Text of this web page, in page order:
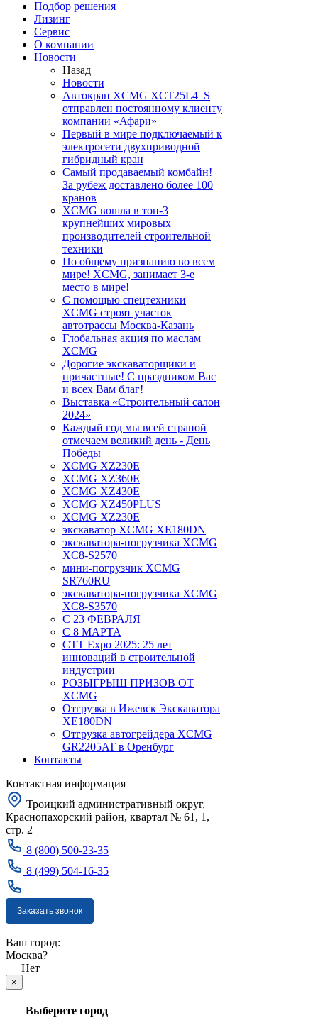
Подбор решения
Лизинг
Сервис
О компании
Новости
Назад
Новости
Автокран XCMG XCT25L4_S
отправлен постоянному клиенту
компании «Афари»
Первый в мире подключаемый к
электросети двухприводной
гибридный кран
Самый продаваемый комбайн!
За рубеж доставлено более 100
кранов
XCMG вошла в топ-3
крупнейших мировых
производителей строительной
техники
По общему признанию во всем
мире! XCMG, занимает 3-е
место в мире!
С помощью спецтехники
XCMG строят участок
автотрассы Москва-Казань
Глобальная акция по маслам
XCMG
Дорогие экскаваторщики и
причастные! С праздником Вас
и всех Вам благ!
Выставка «Строительный салон
2024»
Каждый год мы всей страной
отмечаем великий день - День
Победы
XCMG XZ230E
XCMG XZ360E
XCMG XZ430E
XCMG XZ450PLUS
XCMG XZ230E
экскаватор XCMG XE180DN
экскаватора-погрузчика XCMG
XC8-S2570
мини-погрузчик XCMG
SR760RU
экскаватора-погрузчика XCMG
XC8-S3570
С 23 ФЕВРАЛЯ
С 8 МАРТА
CTT Expo 2025: 25 лет
инноваций в строительной
индустрии
РОЗЫГРЫШ ПРИЗОВ ОТ
XCMG
Отгрузка в Ижевск Экскаватора
XE180DN
Отгрузка автогрейдера XCMG
GR2205AT в Оренбург
Контакты
Контактная информация
Троицкий административный округ,
Краснопахорский район, квартал № 61, 1,
стр. 2
8 (800) 500-23-35
8 (499) 504-16-35
Заказать звонок
Ваш город:
Москва?
Нет
×
Выберите город